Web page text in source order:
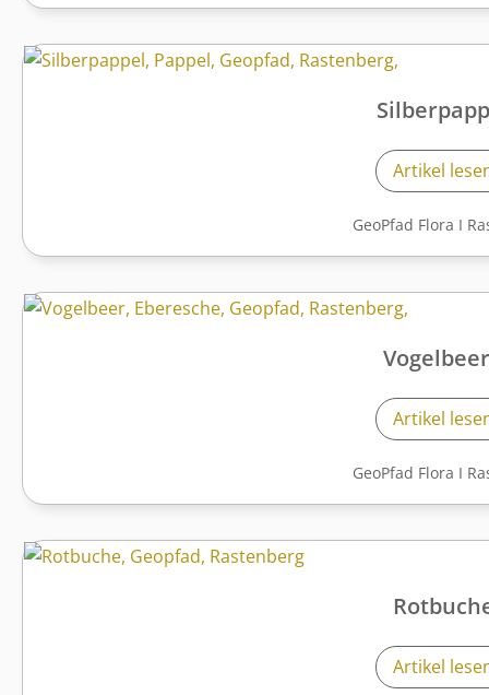
Artikel
GeoPfad Flora I
Artikel
GeoPfad Flora I
Artikel